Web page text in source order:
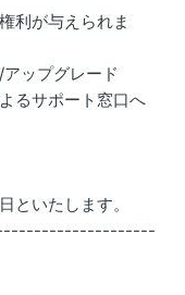
利が与えられま
ップグレード
るサポート窓口へ
といたします。